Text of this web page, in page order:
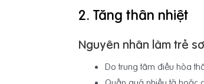
2. Tăng thân nhiệt
Nguyên nhân làm trẻ
Do trung tâm điều hòa